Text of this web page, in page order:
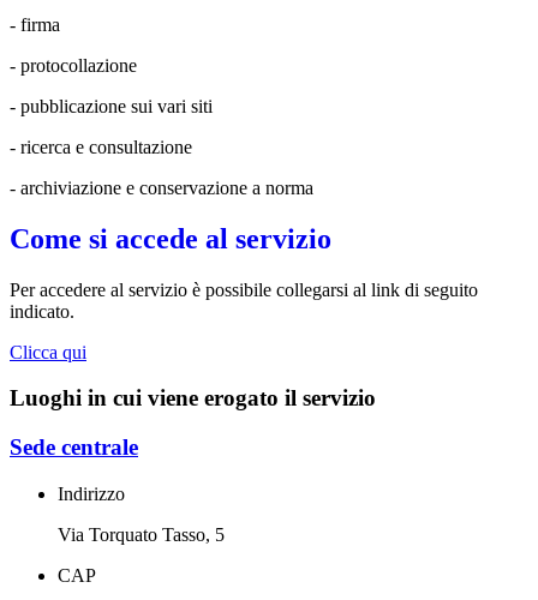
- firma
- protocollazione
- pubblicazione sui vari siti
- ricerca e consultazione
- archiviazione e conservazione a norma
Come si accede al servizio
Per accedere al servizio è possibile collegarsi al link di seguito
indicato.
Clicca qui
Luoghi in cui viene erogato il servizio
Sede centrale
Indirizzo
Via Torquato Tasso, 5
CAP